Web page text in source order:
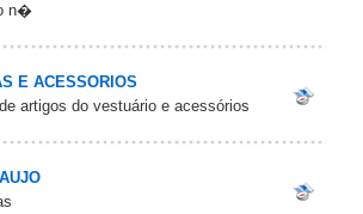
n�
E ACESSORIOS
artigos do vestuário e acessórios